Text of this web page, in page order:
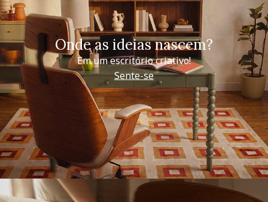
Onde as ideias nascem?
Em um escritório criativo!
Sente-se